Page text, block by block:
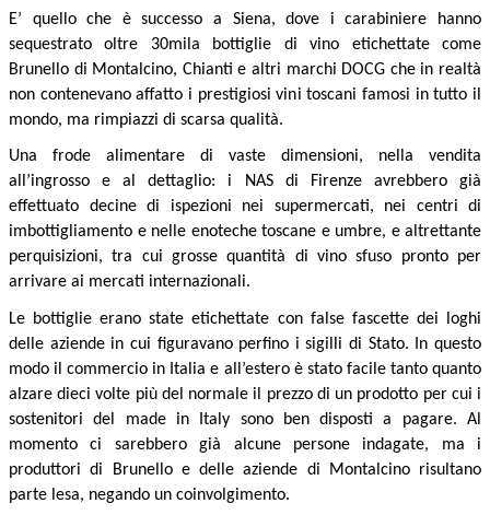
E’ quello che è successo a Siena, dove i carabiniere hanno
sequestrato oltre 30mila bottiglie di vino etichettate come
Brunello di Montalcino, Chianti e altri marchi DOCG che in realtà
non contenevano affatto i prestigiosi vini toscani famosi in tutto il
mondo, ma rimpiazzi di scarsa qualità.
Una frode alimentare di vaste dimensioni, nella vendita
all’ingrosso e al dettaglio: i NAS di Firenze avrebbero già
effettuato decine di ispezioni nei supermercati, nei centri di
imbottigliamento e nelle enoteche toscane e umbre, e altrettante
perquisizioni, tra cui grosse quantità di vino sfuso pronto per
arrivare ai mercati internazionali.
Le bottiglie erano state etichettate con false fascette dei loghi
delle aziende in cui figuravano perfino i sigilli di Stato. In questo
modo il commercio in Italia e all’estero è stato facile tanto quanto
alzare dieci volte più del normale il prezzo di un prodotto per cui i
sostenitori del made in Italy sono ben disposti a pagare. Al
momento ci sarebbero già alcune persone indagate, ma i
produttori di Brunello e delle aziende di Montalcino risultano
parte lesa, negando un coinvolgimento.